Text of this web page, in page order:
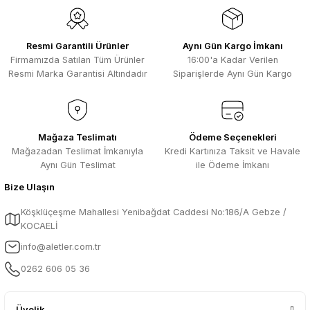
Ürün fiyatı diğer sitelerden daha pahalı.
Bu ürüne benzer farklı alternatifler olmalı.
Selim Toprak | 29/07/2026
Kısa sürede geldi. Ürünler de iyi
Hızlı sipariş ve güvenli paketleme için
çok teşekkürler ediyorum
F... D... | 06/07/2026
Makine çok iyi herkese tavsiye
A... A... | 23/04/2026
13.04.2026 tarihinde Aletler.com
sorunsuz bir şekilde tarafıma ulaştı çok
B... C... | 13/04/2026
Resmi Garantili Ürünler
Firmamızda Satılan Tüm Ürünler
Resmi Marka Garantisi Altındadır
Aynı Gün Kargo İmkanı
16:00'a Kadar Verilen
Siparişlerde Aynı Gün Kargo
Mağaza Teslimatı
Mağazadan Teslimat İmkanıyla
Aynı Gün Teslimat
Ödeme Seçenekleri
Kredi Kartınıza Taksit ve Havale
ile Ödeme İmkanı
Bize Ulaşın
Köşklüçeşme Mahallesi Yenibağdat Caddesi No:186/A Gebze /
KOCAELİ
info@aletler.com.tr
0262 606 05 36